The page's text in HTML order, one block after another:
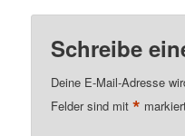
Schreibe
Deine E-Mail-Adresse
Felder sind mit*